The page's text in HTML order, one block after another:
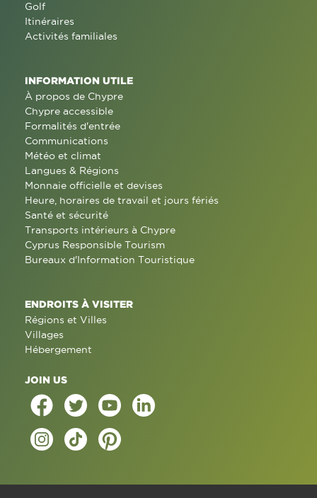
Golf
Itinéraires
Activités familiales
INFORMATION UTILE
À propos de Chypre
Chypre accessible
Formalités d'entrée
Communications
Météo et climat
Langues & Régions
Monnaie officielle et devises
Heure, horaires de travail et jours fériés
Santé et sécurité
Transports intérieurs à Chypre
Cyprus Responsible Tourism
Bureaux d'Information Touristique
ENDROITS À VISITER
Régions et Villes
Villages
Hébergement
JOIN US